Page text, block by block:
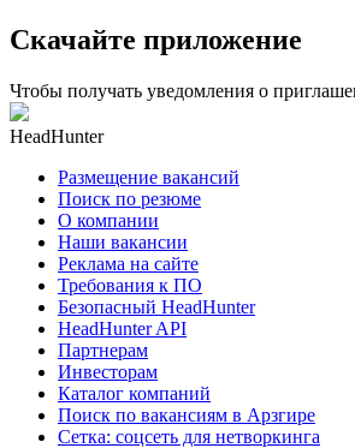
Скачайте приложение
Чтобы получать уведомления о
HeadHunter
Размещение вакансий
Поиск по резюме
О компании
Наши вакансии
Реклама на сайте
Требования к ПО
Безопасный HeadHunter
HeadHunter API
Партнерам
Инвесторам
Каталог компаний
Поиск по вакансиям в Арзгире
Сетка: соцсеть для нетворкинга